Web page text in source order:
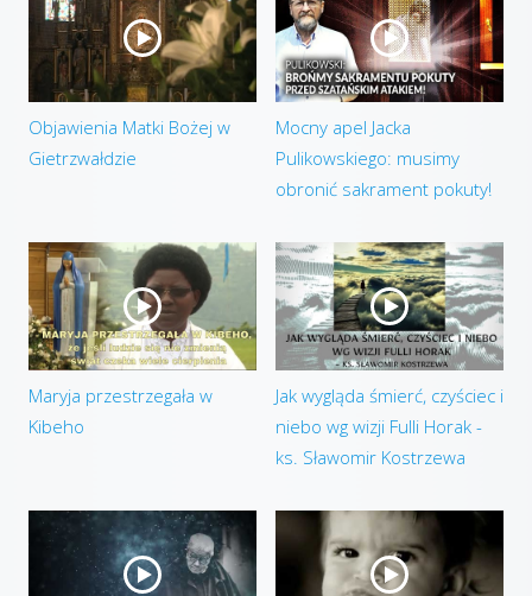
Objawienia Matki Bożej w
Gietrzwałdzie
Mocny apel Jacka
Pulikowskiego: musimy
obronić sakrament pokuty!
Maryja przestrzegała w
Kibeho
Jak wygląda śmierć, czyściec i
niebo wg wizji Fulli Horak -
ks. Sławomir Kostrzewa